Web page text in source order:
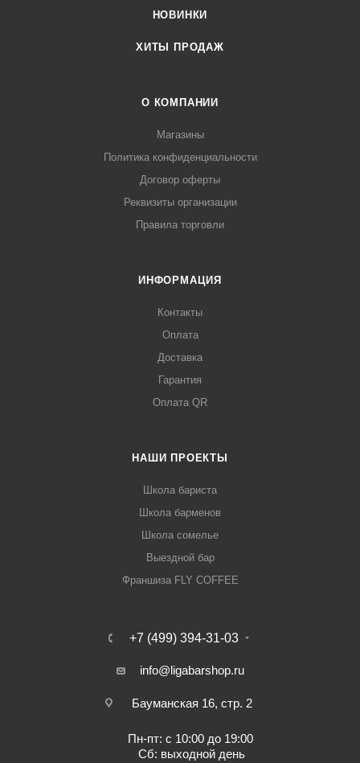
НОВИНКИ
ХИТЫ ПРОДАЖ
О КОМПАНИИ
Магазины
Политика конфиденциальности
Договор оферты
Реквизиты организации
Правила торговли
ИНФОРМАЦИЯ
Контакты
Оплата
Доставка
Гарантия
Оплата QR
НАШИ ПРОЕКТЫ
Школа бариста
Школа барменов
Школа сомелье
Выездной бар
Франшиза FLY COFFEE
+7 (499) 394-31-03
info@ligabarshop.ru
Бауманская 16, стр. 2
Пн-пт: с 10:00 до 19:00
Сб: выходной день